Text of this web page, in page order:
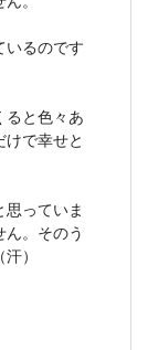
いるのです
ると色々あ
で幸せと
思っていま
。そのう
）